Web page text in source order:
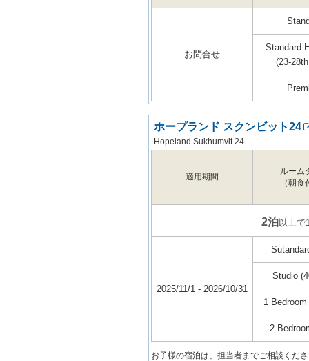
お問合せ
Standard
(23-
ホープランド スクンビット24
Hopeland Sukhumvit 24
適用期間
ルーム
（朝
2泊以上で
2025/11/1 - 2026/10/31
Studio
1
2
お子様の宿泊は、担当者までご相談くだ